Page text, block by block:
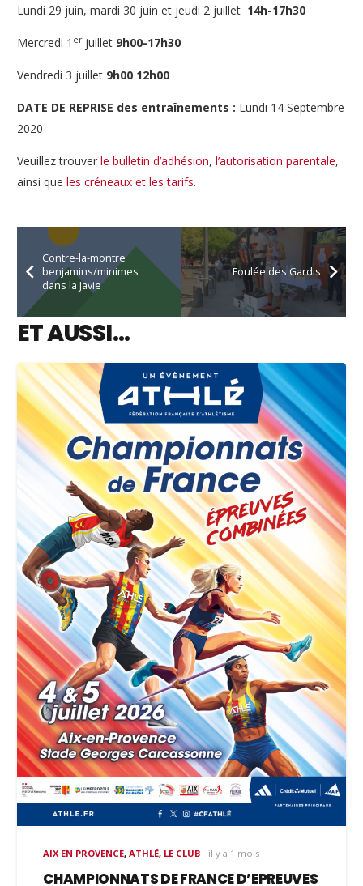
Lundi 29 juin, mardi 30 juin et jeudi 2 juillet 14h-17h30
Mercredi 1 erjuillet 9h00-17h30
Vendredi 3 juillet 9h00 12h00
DATE DE REPRISE des entraînements : Lundi 14 Septembre
2020
Veuillez trouver le bulletin d’adhésion, l’autorisation parentale,
ainsi que les créneaux et les tarifs.
Contre-la-montre
benjamins/minimes
dans la Javie
Foulée des Gardis
ET AUSSI…
AIX EN PROVENCE,ATHLÉ, LE CLUB il y a 1 mois
CHAMPIONNATS DE FRANCE D’EPREUVES